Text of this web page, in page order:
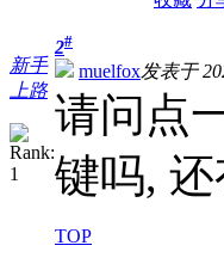
新手
上路
2#
muelfox发表于
请问点
键吗,
TOP